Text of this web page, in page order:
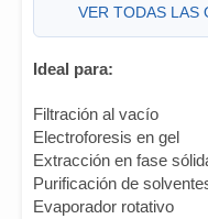
VER TODAS LAS
Ideal para:
Filtración al vacío
Electroforesis en gel
Extracción en fase
Purificación de
Evaporador rotativo